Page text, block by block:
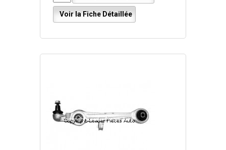
Voir la Fiche Détaillée